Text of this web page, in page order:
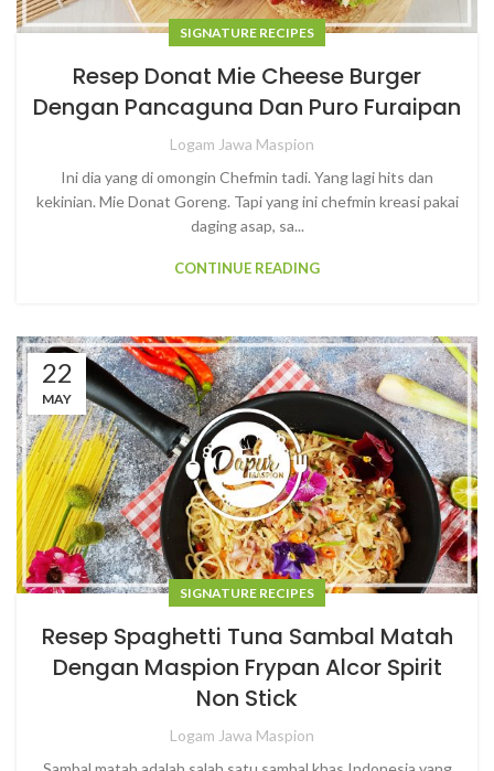
SIGNATURE RECIPES
Resep Donat Mie Cheese Burger
Dengan Pancaguna Dan Puro Furaipan
Logam Jawa Maspion
Ini dia yang di omongin Chefmin tadi. Yang lagi hits dan
kekinian. Mie Donat Goreng. Tapi yang ini chefmin kreasi pakai
daging asap, sa...
CONTINUE READING
22
MAY
SIGNATURE RECIPES
Resep Spaghetti Tuna Sambal Matah
Dengan Maspion Frypan Alcor Spirit
Non Stick
Logam Jawa Maspion